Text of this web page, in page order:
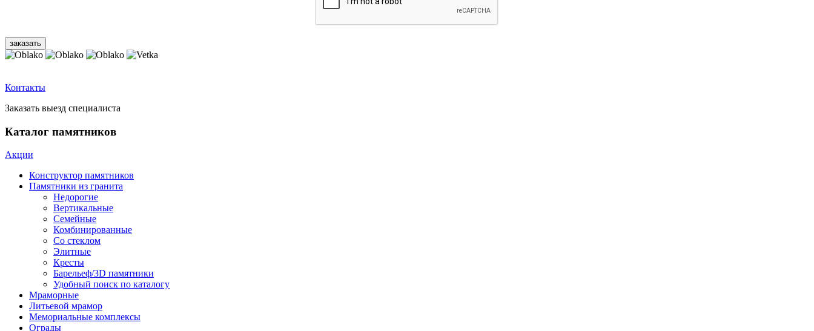
Контакты
Заказать выезд специалиста
Каталог памятников
Акции
Конструктор памятников
Памятники из гранита
Недорогие
Вертикальные
Семейные
Комбинированные
Со стеклом
Элитные
Кресты
Барельеф/3D памятники
Удобный поиск по каталогу
Мраморные
Литьевой мрамор
Мемориальные комплексы
Ограды